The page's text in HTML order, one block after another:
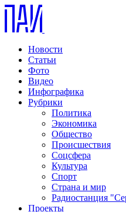
Новости
Статьи
Фото
Видео
Инфографика
Рубрики
Политика
Экономика
Общество
Происшествия
Соцсфера
Культура
Спорт
Страна и мир
Радиостанция
Проекты